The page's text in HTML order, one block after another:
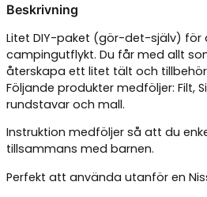
Beskrivning
Litet DIY-paket (gör-det-själv) för
campingutflykt. Du får med allt
återskapa ett litet tält och
Följande produkter medföljer: Filt,
rundstavar och mall.
Instruktion medföljer så att du
tillsammans med barnen.
Perfekt att använda utanför en